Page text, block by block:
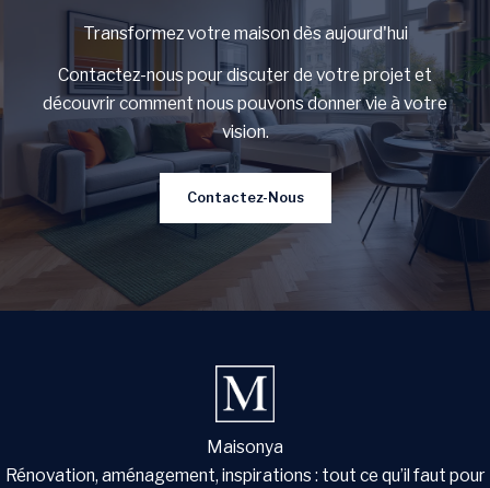
Transformez votre maison dès aujourd'hui
Contactez-nous pour discuter de votre projet et
découvrir comment nous pouvons donner vie à votre
vision.
Contactez-Nous
Maisonya
Rénovation, aménagement, inspirations : tout ce qu’il faut pour